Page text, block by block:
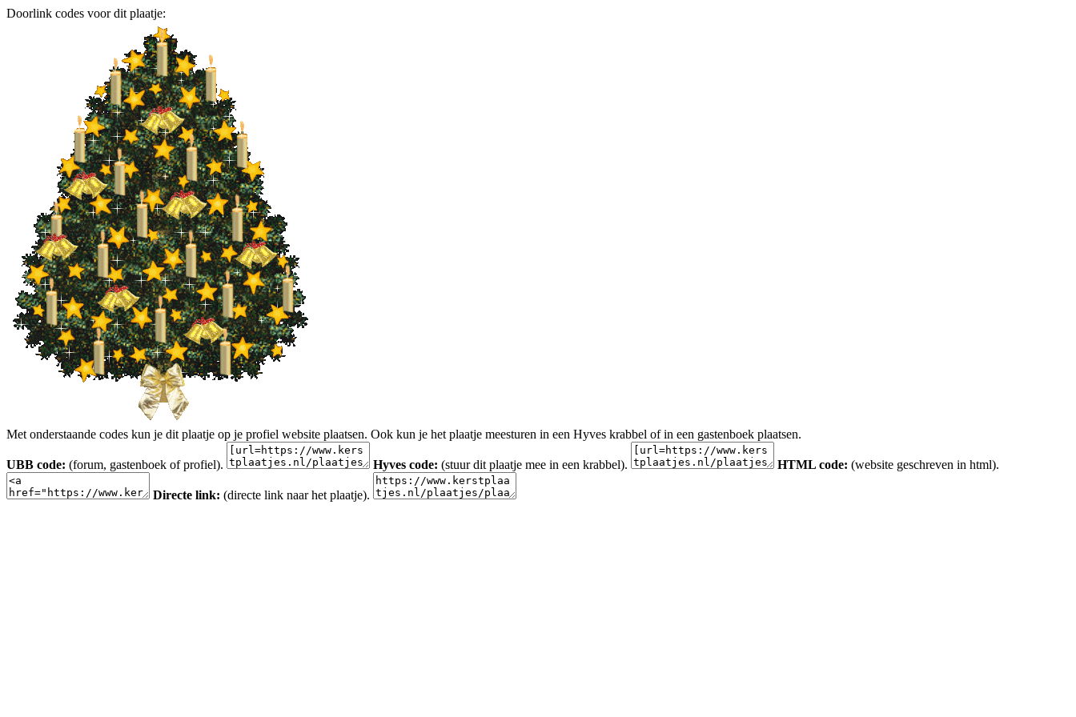
Doorlink codes voor dit plaatje:
Met onderstaande codes kun je dit plaatje op je profiel website plaatsen. Ook kun je het plaatje meesturen in een Hyves krabbel of in een gastenboek plaatsen.
UBB code: (forum, gastenboek of profiel). Hyves code: (stuur dit plaatje mee in een krabbel). HTML code: (website geschreven in html).
Directe link: (directe link naar het plaatje).